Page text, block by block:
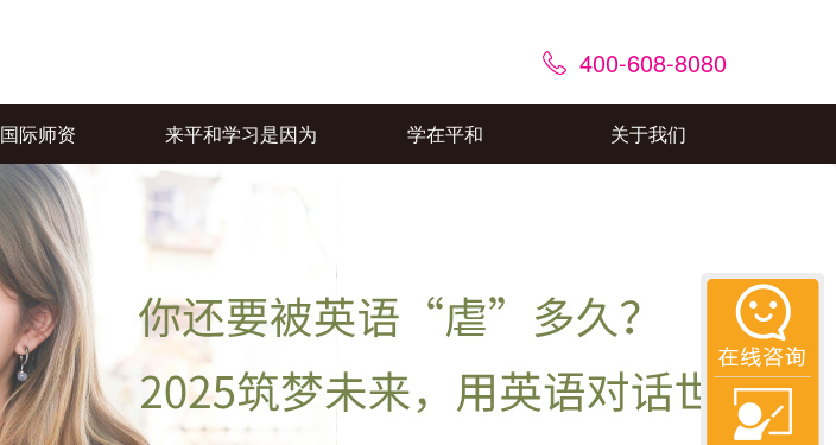
400-608-8080
国际师资 来平和学习是因为 学在平和 关于我们